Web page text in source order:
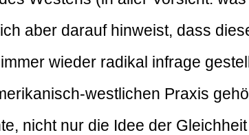
aber darauf hinweist, dass
wieder radikal infrage
westlichen Praxis
nicht nur die Idee der